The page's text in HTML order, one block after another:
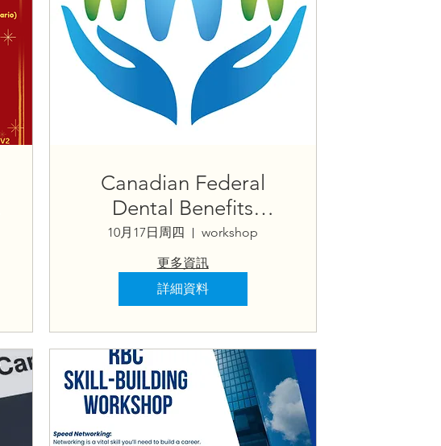
Canadian Federal
Dental Benefits
Insurance Seminar 加
拿大联邦牙科福利保险
讲座
10月17日周四
workshop
更多資訊
詳細資料